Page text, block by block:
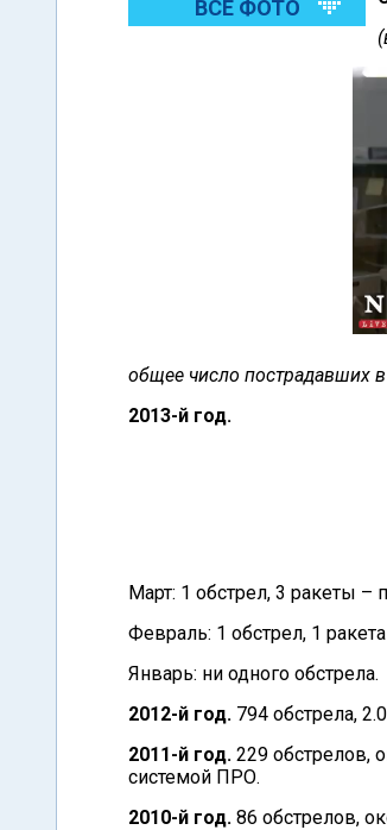
ВСЕ ФОТО
общее число пострадавших
2013-й год.
Март: 1 обстрел, 3 ракеты –
Февраль: 1 обстрел, 1
Январь: ни одного обстрела.
2012-й год. 794 обстрела,
2011-й год. 229 обстрелов,
системой ПРО.
2010-й год. 86 обстрелов,